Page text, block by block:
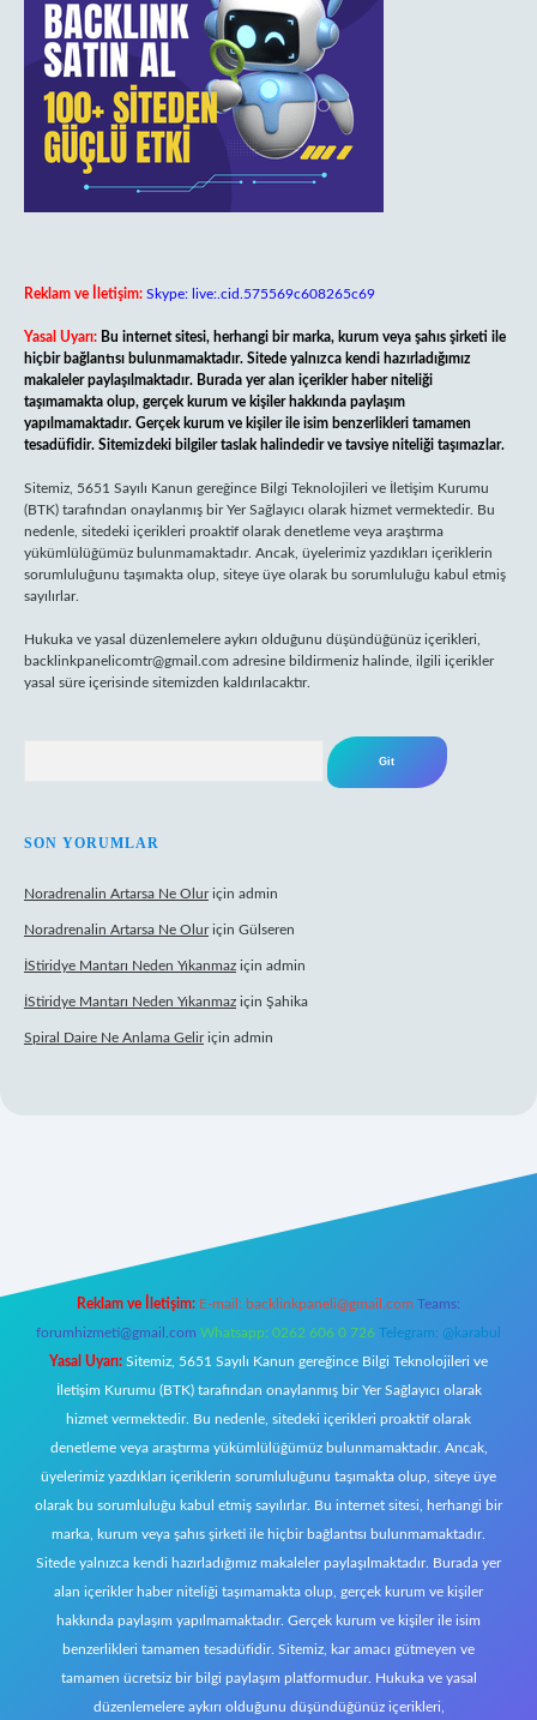
Reklam ve İletişim: Skype: live:.cid.575569c608265c69
Yasal Uyarı: Bu internet sitesi, herhangi bir marka, kurum veya şahıs şirketi ile
hiçbir bağlantısı bulunmamaktadır. Sitede yalnızca kendi hazırladığımız
makaleler paylaşılmaktadır. Burada yer alan içerikler haber niteliği
taşımamakta olup, gerçek kurum ve kişiler hakkında paylaşım
yapılmamaktadır. Gerçek kurum ve kişiler ile isim benzerlikleri tamamen
tesadüfidir. Sitemizdeki bilgiler taslak halindedir ve tavsiye niteliği taşımazlar.
Sitemiz, 5651 Sayılı Kanun gereğince Bilgi Teknolojileri ve İletişim Kurumu
(BTK) tarafından onaylanmış bir Yer Sağlayıcı olarak hizmet vermektedir. Bu
nedenle, sitedeki içerikleri proaktif olarak denetleme veya araştırma
yükümlülüğümüz bulunmamaktadır. Ancak, üyelerimiz yazdıkları içeriklerin
sorumluluğunu taşımakta olup, siteye üye olarak bu sorumluluğu kabul etmiş
sayılırlar.
Hukuka ve yasal düzenlemelere aykırı olduğunu düşündüğünüz içerikleri,
backlinkpanelicomtr@gmail.com adresine bildirmeniz halinde, ilgili içerikler
yasal süre içerisinde sitemizden kaldırılacaktır.
SON YORUMLAR
Noradrenalin Artarsa Ne Oluriçin admin
Noradrenalin Artarsa Ne Oluriçin Gülseren
İStiridye Mantarı Neden Yıkanmaz için admin
İStiridye Mantarı Neden Yıkanmaz için Şahika
Spiral Daire Ne Anlama Geliriçin admin
Reklam ve İletişim: E-mail: backlinkpaneli@gmail.com Teams:
forumhizmeti@gmail.com Whatsapp: 0262 606 0 726 Telegram: @karabul
Yasal Uyarı: Sitemiz, 5651 Sayılı Kanun gereğince Bilgi Teknolojileri ve
İletişim Kurumu (BTK) tarafından onaylanmış bir Yer Sağlayıcı olarak
hizmet vermektedir. Bu nedenle, sitedeki içerikleri proaktif olarak
denetleme veya araştırma yükümlülüğümüz bulunmamaktadır. Ancak,
üyelerimiz yazdıkları içeriklerin sorumluluğunu taşımakta olup, siteye üye
olarak bu sorumluluğu kabul etmiş sayılırlar. Bu internet sitesi, herhangi bir
marka, kurum veya şahıs şirketi ile hiçbir bağlantısı bulunmamaktadır.
Sitede yalnızca kendi hazırladığımız makaleler paylaşılmaktadır. Burada yer
alan içerikler haber niteliği taşımamakta olup, gerçek kurum ve kişiler
hakkında paylaşım yapılmamaktadır. Gerçek kurum ve kişiler ile isim
benzerlikleri tamamen tesadüfidir. Sitemiz, kar amacı gütmeyen ve
tamamen ücretsiz bir bilgi paylaşım platformudur. Hukuka ve yasal
düzenlemelere aykırı olduğunu düşündüğünüz içerikleri,